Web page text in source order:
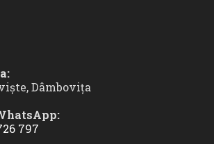
Dâmbovița
797